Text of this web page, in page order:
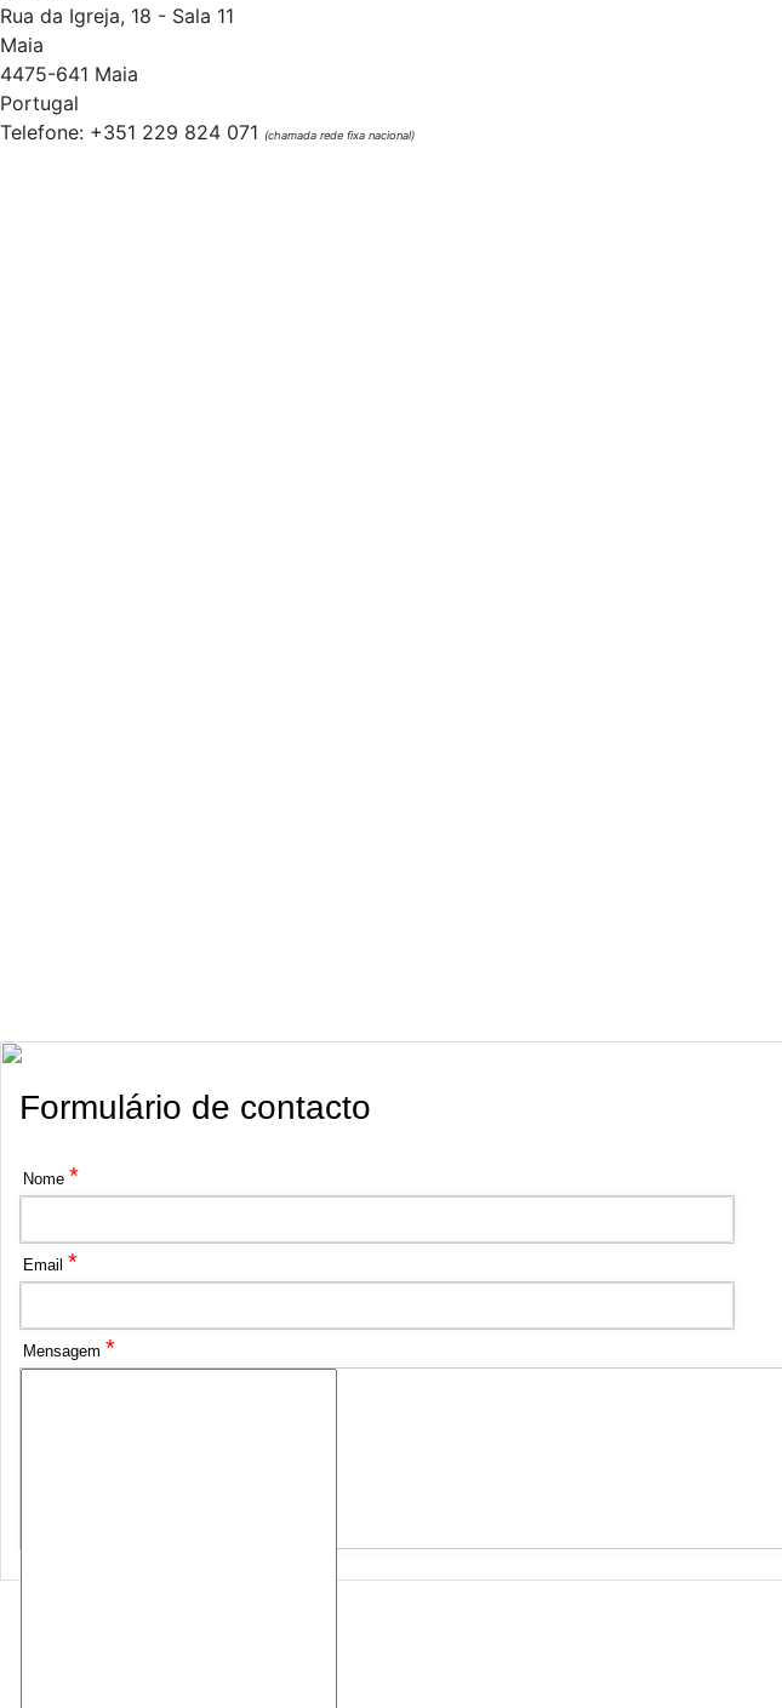
Rua da Igreja, 18 - Sala 11
Maia
4475-641 Maia
Portugal
Telefone: +351 229 824 071
(chamada rede fixa nacional)
Formulário de contacto
Nome *
Email *
Mensagem *